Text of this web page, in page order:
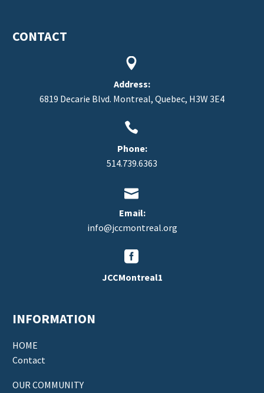
CONTACT


Address:
6819 Decarie Blvd. Montreal, Quebec, H3W 3E4


Phone:
514.739.6363


Email:
info@jccmontreal.org


JCCMontreal1
INFORMATION
HOME
Contact
OUR COMMUNITY